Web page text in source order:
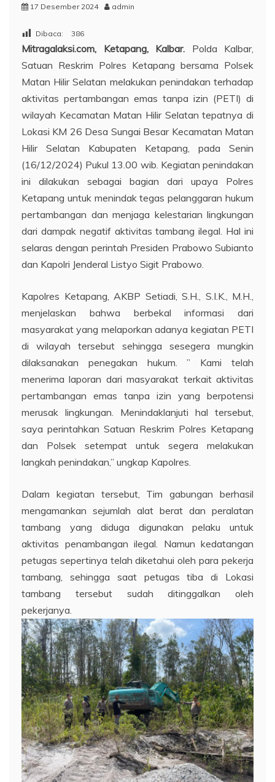
17 Desember 2024 admin
Dibaca: 386
Mitragalaksi.com, Ketapang, Kalbar. Polda Kalbar,
Satuan Reskrim Polres Ketapang bersama Polsek
Matan Hilir Selatan melakukan penindakan terhadap
aktivitas pertambangan emas tanpa izin (PETI) di
wilayah Kecamatan Matan Hilir Selatan tepatnya di
Lokasi KM 26 Desa Sungai Besar Kecamatan Matan
Hilir Selatan Kabupaten Ketapang, pada Senin
(16/12/2024) Pukul 13.00 wib. Kegiatan penindakan
ini dilakukan sebagai bagian dari upaya Polres
Ketapang untuk menindak tegas pelanggaran hukum
pertambangan dan menjaga kelestarian lingkungan
dari dampak negatif aktivitas tambang ilegal. Hal ini
selaras dengan perintah Presiden Prabowo Subianto
dan Kapolri Jenderal Listyo Sigit Prabowo.
Kapolres Ketapang, AKBP Setiadi, S.H., S.I.K., M.H.,
menjelaskan bahwa berbekal informasi dari
masyarakat yang melaporkan adanya kegiatan PETI
di wilayah tersebut sehingga sesegera mungkin
dilaksanakan penegakan hukum. ” Kami telah
menerima laporan dari masyarakat terkait aktivitas
pertambangan emas tanpa izin yang berpotensi
merusak lingkungan. Menindaklanjuti hal tersebut,
saya perintahkan Satuan Reskrim Polres Ketapang
dan Polsek setempat untuk segera melakukan
langkah penindakan,” ungkap Kapolres.
Dalam kegiatan tersebut, Tim gabungan berhasil
mengamankan sejumlah alat berat dan peralatan
tambang yang diduga digunakan pelaku untuk
aktivitas penambangan ilegal. Namun kedatangan
petugas sepertinya telah diketahui oleh para pekerja
tambang, sehingga saat petugas tiba di Lokasi
tambang tersebut sudah ditinggalkan oleh
pekerjanya.